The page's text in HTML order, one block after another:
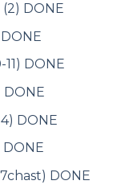
(2) DONE
11) DONE
DONE
DONE
DONE
DONE